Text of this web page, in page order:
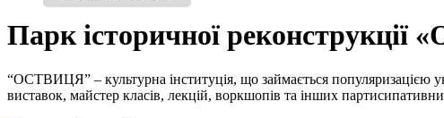
Парк історичної реконструкції
“ОСТВИЦЯ” – культурна інституція, що займається популяризацією
виставок, майстер класів, лекцій, воркшопів та інших